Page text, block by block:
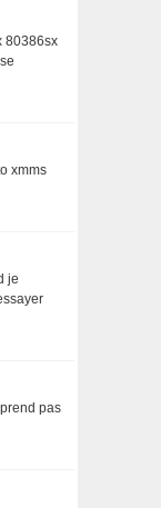
80386sx
xmms
je
pas